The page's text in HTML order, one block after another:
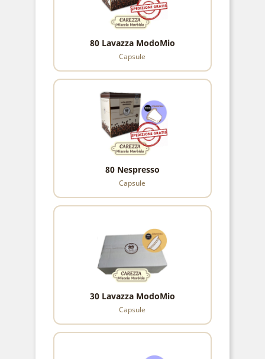
80 Lavazza ModoMio
Capsule
80 Nespresso
Capsule
30 Lavazza ModoMio
Capsule